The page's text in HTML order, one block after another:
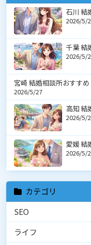
石川 結
2026/5/
千葉 結
2026/5/
宮崎 結婚相談所おすすめ
2026/5/27
高知 結
2026/5/
愛媛 結
2026/5/
カテゴリ
SEO
ライフ